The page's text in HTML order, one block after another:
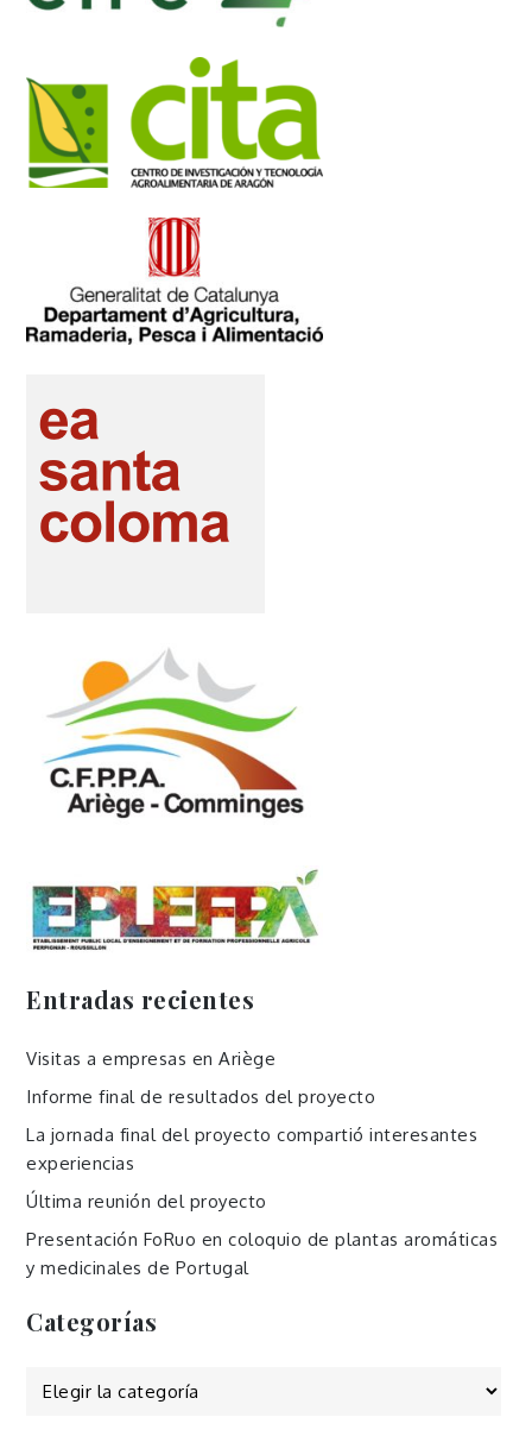
Entradas recientes
Visitas a empresas en Ariège
Informe final de resultados del proyecto
La jornada final del proyecto compartió interesantes
experiencias
Última reunión del proyecto
Presentación FoRuo en coloquio de plantas aromáticas
y medicinales de Portugal
Categorías
Categorías